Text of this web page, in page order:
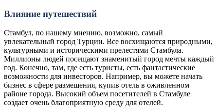
Влияние путешествий
Стамбул, по нашему мнению, возможно, самый
увлекательный город Турции. Все восхищаются природными,
культурными и историческими прелестями Стамбула.
Миллионы людей посещают знаменитый город мечты каждый
год. Конечно, там, где есть туристы, есть фантастические
возможности для инвесторов. Например, вы можете начать
бизнес в сфере размещения, купив отель в оживленном
районе города. Высокий объем посетителей в Стамбуле
создает очень благоприятную среду для отелей.